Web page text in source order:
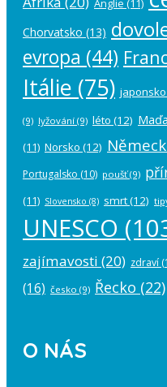
Anglie (11)
Chorvatsko (13)
evropa (44)
Itálie (75) japonsko
(9) lyžování (9) léto (12)
(11) Norsko (12)
Portugalsko (10) poušť(9)
(11) Slovensko (8) smrt(12)
UNESCO
zajímavosti (20) zdraví
(16) česko (9) Řecko (22)
O NÁS